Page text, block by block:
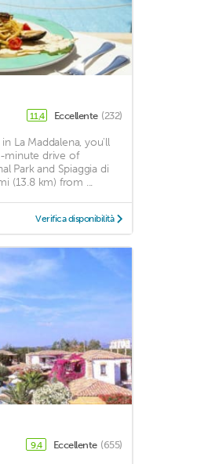
11,4 Eccellente (232)
La Maddalena, you'll
minute drive of
Park and Spiaggia di
(13.8 km) from ...
Verifica disponibilità
9,4 Eccellente (655)